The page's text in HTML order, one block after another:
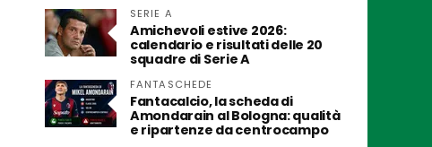
SERIE A
Amichevoli estive 2026:
calendario e risultati delle 20
squadre di Serie A
FANTASCHEDE
Fantacalcio, la scheda di
Amondarain al Bologna: qualità
e ripartenze da centrocampo